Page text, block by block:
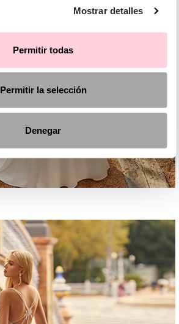
Mostrar detalles
Permitir todas
Permitir la selección
Denegar